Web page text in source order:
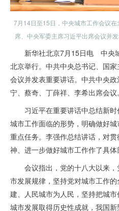
7月14日至15日，中央城市工作会议
席、中央军委主席习近平出席会议并
新华社北京7月15日电 中央
北京举行。中共中央总书记、国
会议并发表重要讲话。中共中央
宁、蔡奇、丁薛祥、李希出席会议。
习近平在重要讲话中总结新
城市工作面临的形势，明确做好城
重点任务。李强作总结讲话，对
神、进一步做好城市工作作了具体
会议指出，党的十八大以来
市发展规律，坚持党对城市工作
建、人民城市为人民，坚持把城
城市发展取得历史性成就，我国新